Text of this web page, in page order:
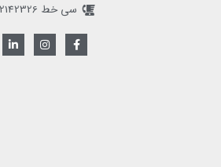
سی خط 02142326
F
a
c
I
n
s
L
i
n